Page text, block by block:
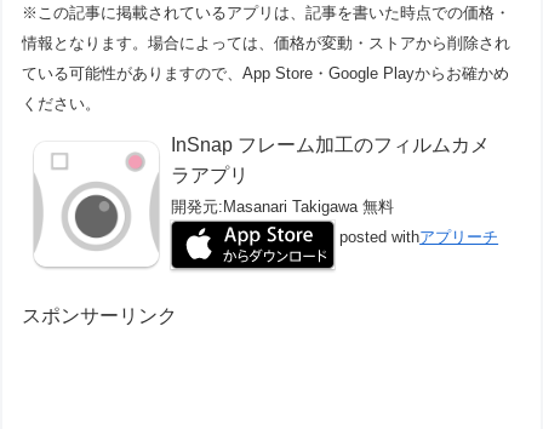
※この記事に掲載されているアプリは、記事を書いた時点での価格・
情報となります。場合によっては、価格が変動・ストアから削除され
ている可能性がありますので、App Store・Google Playからお確かめ
ください。
InSnap フレーム加工のフィルムカメ
ラアプリ
開発元: Masanari Takigawa 無料
posted withアプリーチ
スポンサーリンク